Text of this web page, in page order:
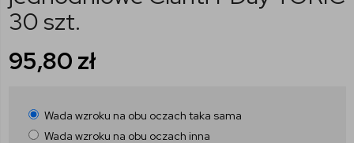
30 szt.
95,80 zł
Wada wzroku na obu oczach taka sama
Wada wzroku na obu oczach inna